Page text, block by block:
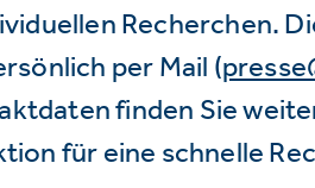
Recherchen.
per Mail (
finden Sie
für eine schnelle